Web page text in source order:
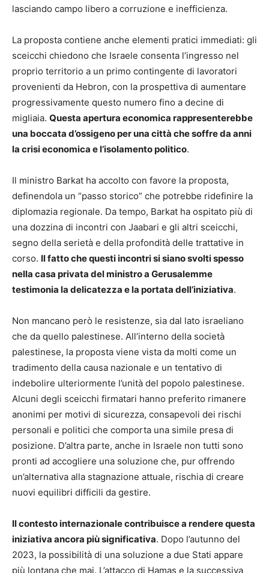
lasciando campo libero a corruzione e inefficienza.
La proposta contiene anche elementi pratici immediati: gli
sceicchi chiedono che Israele consenta l’ingresso nel
proprio territorio a un primo contingente di lavoratori
provenienti da Hebron, con la prospettiva di aumentare
progressivamente questo numero fino a decine di
migliaia. Questa apertura economica rappresenterebbe
una boccata d’ossigeno per una città che soffre da anni
la crisi economica e l’isolamento politico.
Il ministro Barkat ha accolto con favore la proposta,
definendola un “passo storico” che potrebbe ridefinire la
diplomazia regionale. Da tempo, Barkat ha ospitato più di
una dozzina di incontri con Jaabari e gli altri sceicchi,
segno della serietà e della profondità delle trattative in
corso. Il fatto che questi incontri si siano svolti spesso
nella casa privata del ministro a Gerusalemme
testimonia la delicatezza e la portata dell’iniziativa.
Non mancano però le resistenze, sia dal lato israeliano
che da quello palestinese. All’interno della società
palestinese, la proposta viene vista da molti come un
tradimento della causa nazionale e un tentativo di
indebolire ulteriormente l’unità del popolo palestinese.
Alcuni degli sceicchi firmatari hanno preferito rimanere
anonimi per motivi di sicurezza, consapevoli dei rischi
personali e politici che comporta una simile presa di
posizione. D’altra parte, anche in Israele non tutti sono
pronti ad accogliere una soluzione che, pur offrendo
un’alternativa alla stagnazione attuale, rischia di creare
nuovi equilibri difficili da gestire.
Il contesto internazionale contribuisce a rendere questa
iniziativa ancora più significativa. Dopo l’autunno del
2023, la possibilità di una soluzione a due Stati appare
più lontana che mai. L’attacco di Hamas e la successiva